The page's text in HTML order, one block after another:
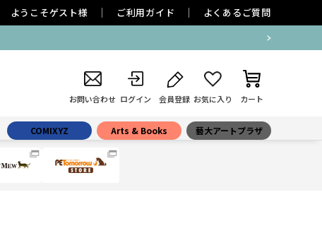
ようこそゲスト様 ご利用ガイド よくあるご質問
お問い合わせ ログイン 会員登録 お気に入り カート
COMIXYZ Arts & Books 藝大アートプラザ